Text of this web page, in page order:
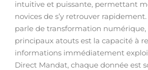
intuitive et puissante, permettant
novices de s’y retrouver rapidement.
parle de transformation numérique,
principaux atouts est la capacité à
informations immédiatement
Direct Mandat, chaque donnée est